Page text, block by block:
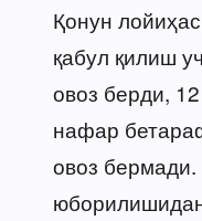
Қонун
қабул қилиш
овоз берди,
нафар
овоз